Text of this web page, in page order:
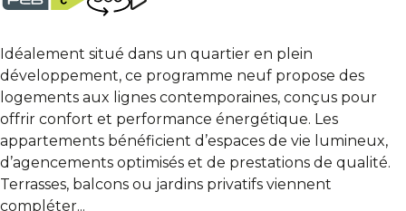
Idéalement situé dans un quartier en plein
développement, ce programme neuf propose des
logements aux lignes contemporaines, conçus pour
offrir confort et performance énergétique. Les
appartements bénéficient d’espaces de vie lumineux,
d’agencements optimisés et de prestations de qualité.
Terrasses, balcons ou jardins privatifs viennent
compléter...